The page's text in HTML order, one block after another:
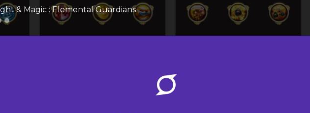
& Magic : Elemental Guardians
les glyphes de vos monstres.